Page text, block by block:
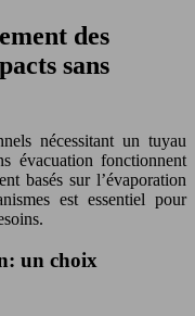
des
sans
nécessitant un tuyau
évacuation fonctionnent
basés sur l’évaporation
est essentiel pour
un choix